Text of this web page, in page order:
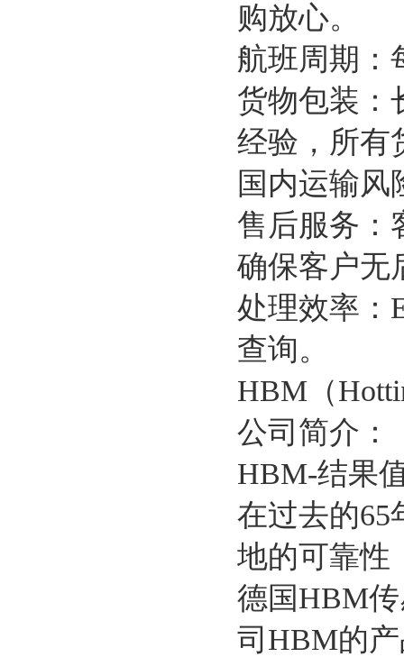
购放心。
航班周期：
货物包装：
经验，所有
国内运输风
售后服务：
确保客户无
处理效率：
查询。
HBM（
公司简介：
HBM-结果
在过去的65
地的可靠性
德国HBM
司HBM的